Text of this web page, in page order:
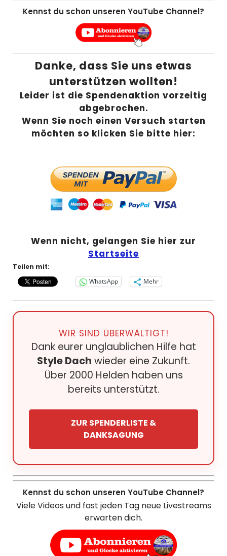
Kennst du schon unseren YouTube Channel?
Danke, dass Sie uns etwas
unterstützen wollten!
Leider ist die Spendenaktion vorzeitig
abgebrochen.
Wenn Sie noch einen Versuch starten
möchten so klicken Sie bitte hier:
Wenn nicht, gelangen Sie hier zur
Startseite
Teilen mit:
WhatsApp
Mehr
WIR SIND ÜBERWÄLTIGT!
Dank eurer unglaublichen Hilfe hat
Style Dach wieder eine Zukunft.
Über 2000 Helden haben uns
bereits unterstützt.
ZUR SPENDERLISTE &
DANKSAGUNG
Kennst du schon unseren YouTube Channel?
Viele Videos und fast jeden Tag neue Livestreams
erwarten dich.